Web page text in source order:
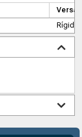
Versão
Rígido